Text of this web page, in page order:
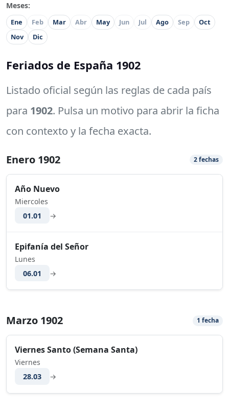
Meses:
Ene Feb Mar Abr May Jun Jul Ago Sep
Oct
Nov
Dic
Feriados de España 1902
Listado oficial según las reglas de cada país
para 1902. Pulsa un motivo para abrir la ficha
con contexto y la fecha exacta.
Enero 1902 2 fechas
Año Nuevo
Miercoles
01.01
→
Epifanía del Señor
Lunes
06.01
→
Marzo 1902 1 fecha
Viernes Santo (Semana Santa)
Viernes
28.03
→